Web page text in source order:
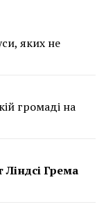
яких не
громаді на
Грема